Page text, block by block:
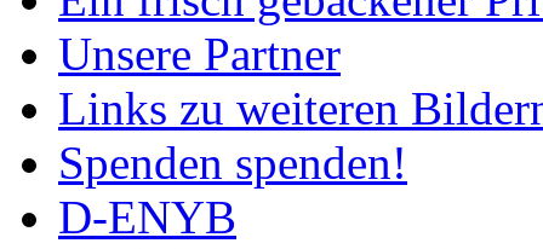
Unsere Partner
Links zu weiteren
Spenden spenden!
D-ENYB